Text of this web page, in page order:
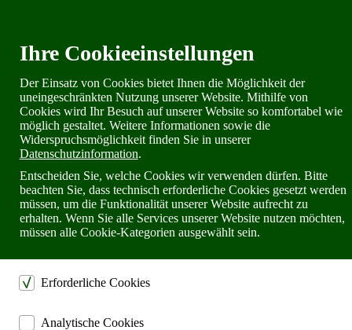
Ihre Cookieeinstellungen
Der Einsatz von Cookies bietet Ihnen die Möglichkeit der
uneingeschränkten Nutzung unserer Website. Mithilfe von
Cookies wird Ihr Besuch auf unserer Website so komfortabel wie
möglich gestaltet. Weitere Informationen sowie die
Widerspruchsmöglichkeit finden Sie in unserer
Datenschutzinformation.
Entscheiden Sie, welche Cookies wir verwenden dürfen. Bitte
beachten Sie, dass technisch erforderliche Cookies gesetzt werden
müssen, um die Funktionalität unserer Website aufrecht zu
erhalten. Wenn Sie alle Services unserer Website nutzen möchten,
müssen alle Cookie-Kategorien ausgewählt sein.
Erforderliche Cookies
dienen dem technischen einwandfreien Betrieb unserer Website.
Analytische Cookies
Widerrufsrecht
Warenkorb
Newsletter
Telefon: 02302 28 28 30